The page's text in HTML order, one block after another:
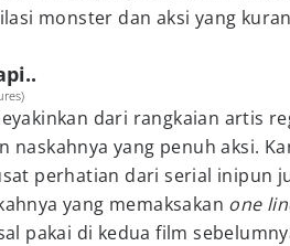
monster dan aksi yang
dari rangkaian artis
naskahnya yang penuh aksi.
perhatian dari serial inipun
yang memaksakan one
pakai di kedua film